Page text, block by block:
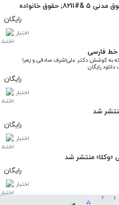
حقوق خانواده
رایگان
اختبار
خط فارسی
رایگان
اختبار
شد
رایگان
اختبار
«وکلا» منتشر شد
رایگان
اختبار
1
2